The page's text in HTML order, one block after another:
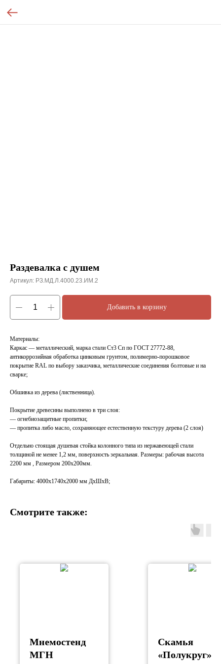
Раздевалка с душем
Артикул: РЗ.МД.Л.4000.23.ИМ.2
Добавить в корзину
Материалы:
Каркас — металлический, марка стали Ст3 Сп по ГОСТ 27772-88,
антикоррозийная обработка цинковым грунтом, полимерно-порошковое
покрытие RAL по выбору заказчика, металлические соединения болтовые и на
сварке;
Обшивка из дерева (лиственница).
Покрытие древесины выполнено в три слоя:
— огнебиозащитные пропитки;
— пропитка либо масло, сохраняющее естественную текстуру дерева (2 слоя)
Отдельно стоящая душевая стойка колонного типа из нержавеющей стали
толщиной не менее 1,2 мм, поверхность зеркальная. Размеры: рабочая высота
2200 мм , Размером 200х200мм.
Габариты: 4000х1740х2000 мм ДхШхВ;
Смотрите также:
Мнемостенд
МГН
Скамья
«Полукруг»